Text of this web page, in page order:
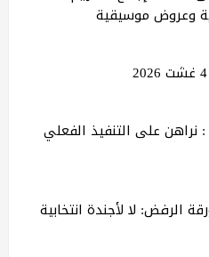
وعروض موسيقية
نقابة التعليم بآسفي fdt : نراهن على التنفيذ الفعلي
الرفض: لا لأجندة انتخابية